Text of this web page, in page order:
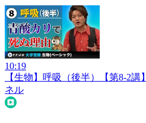
10:19
【生物】呼吸（後半）【第8-2講】
ネル